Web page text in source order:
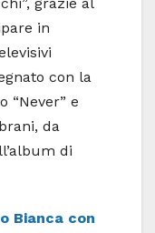
grazie al
in
con la
“Never” e
da
di
Bianca con